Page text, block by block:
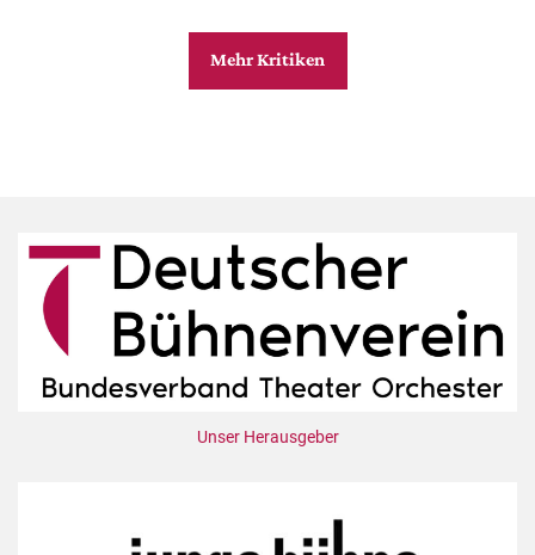
Mehr Kritiken
Unser Herausgeber